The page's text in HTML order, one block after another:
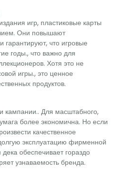
игр, пластиковые карты
Они повышают
что игровые
годы., что важно для
Хотя это не
игры., это ценное
продуктов.
кампании.. Для масштабного,
более экономична. Но если
качественное
эксплуатацию фирменной
обеспечивает гораздо
узнаваемость бренда.